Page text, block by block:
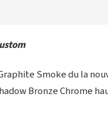
Smoke du la
Bronze Chrome